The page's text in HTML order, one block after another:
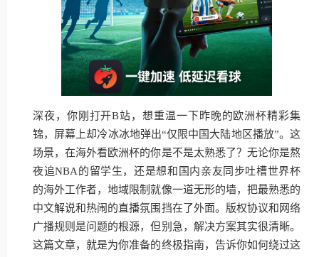
深夜，你刚打开B站，想重温一下昨晚的欧洲杯精彩集
锦，屏幕上却冷冰冰地弹出“仅限中国大陆地区播放”。这
场景，在海外看欧洲杯的你是不是太熟悉了？无论你是熬
夜追NBA的留学生，还是想和国内亲友同步吐槽世界杯
的海外工作者，地域限制就像一道无形的墙，把最熟悉的
中文解说和热闹的直播氛围挡在了外面。版权协议和网络
广播规则是问题的根源，但别急，解决方案其实很清晰。
这篇文章，就是为你准备的终极指南，告诉你如何绕过这